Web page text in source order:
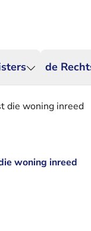
de
die woning inreed
woning inreed